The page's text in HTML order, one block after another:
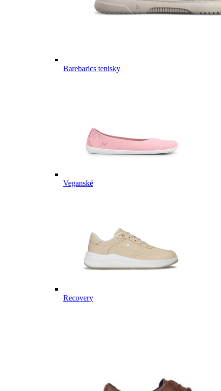
Barebarics tenisky
Veganské
Recovery